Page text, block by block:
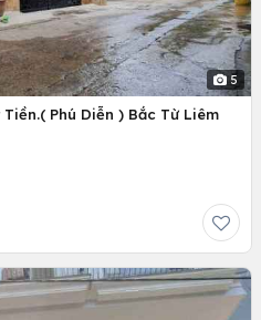
5
Phú Diễn ) Bắc Từ Liêm